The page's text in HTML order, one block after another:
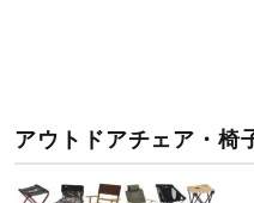
アウトドアチェア・椅